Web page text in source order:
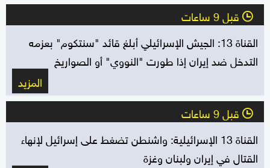
l قبل 9 ساعات
القناة 13: الجيش الإسرائيلي أبلغ قائد "سنتكوم" بعزمه
التدخل ضد إيران إذا طورت "النووي" أو الصواريخ
المزيد
l قبل 9 ساعات
القناة 13 الإسرائيلية: واشنطن تضغط على إسرائيل لإنهاء
القتال في إيران ولبنان وغزة